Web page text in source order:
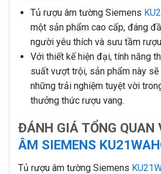
Tủ rượu âm tường Siemens
một sản phẩm cao cấp, đáng
người yêu thích và sưu tầm
Với thiết kế hiện đại, tính năng
suất vượt trội, sản phẩm này sẽ
những trải nghiệm tuyệt vời
thưởng thức rượu vang.
ĐÁNH GIÁ TỔNG QUAN
ÂM SIEMENS
Tủ rượu âm tường Siemens